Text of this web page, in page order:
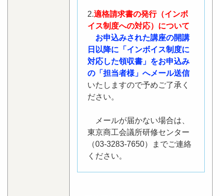
2.適格請求書の発行（インボ
イス制度への対応）について
お申込みされた講座の開講
日以降に「インボイス制度に
対応した領収書」をお申込み
の「担当者様」へメール送信
いたしますので予めご了承く
ださい。
メールが届かない場合は、
東京商工会議所研修センター
（03-3283-7650）までご連絡
ください。